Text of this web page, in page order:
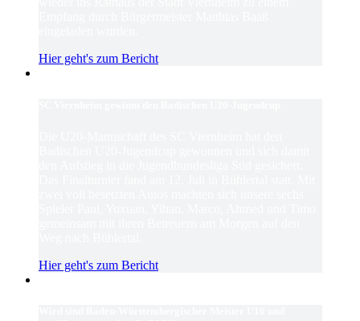
Hier geht's zum Bericht
Hier geht's zum Bericht